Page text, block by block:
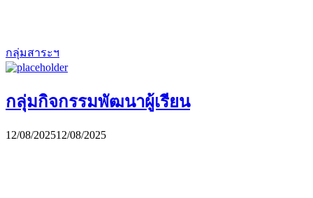
กลุ่มสาระฯ
กลุ่มกิจกรรมพัฒนาผู้เรียน
12/08/202512/08/2025